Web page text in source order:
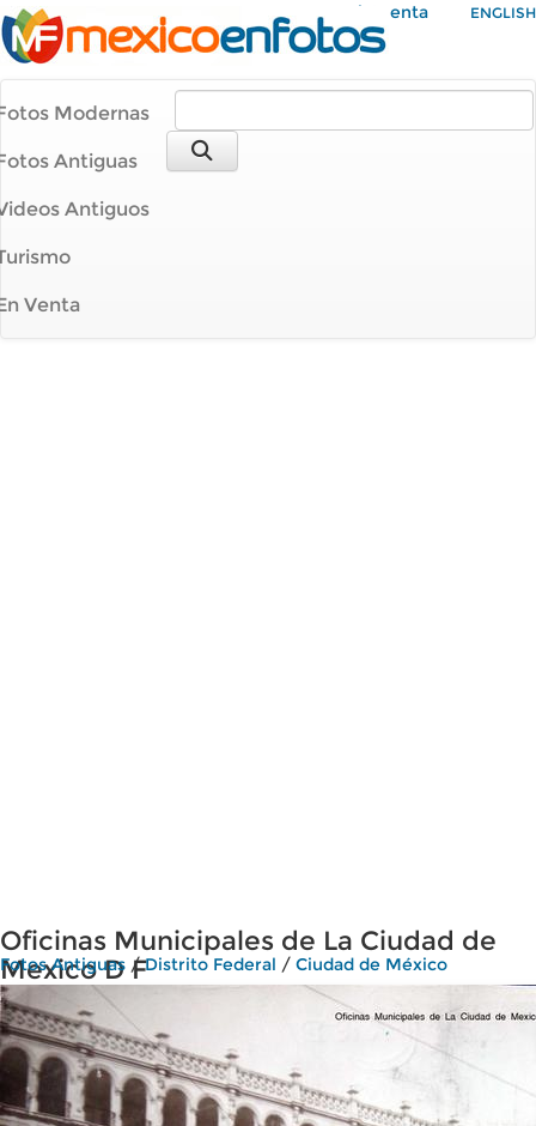
Mi Cuenta ENGLISH
Modernas
Antiguas
Antiguos
Venta
Oficinas Municipales de La Ciudad de
Mexico D F
Fotos Antiguas /Distrito Federal / Ciudad de México